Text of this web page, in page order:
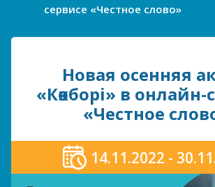
сервисе «Честное слово»
Новая осенняя
«Көкборі» в онлайн-
«Честное
14.11.2022 -